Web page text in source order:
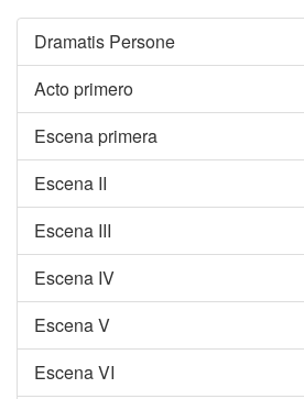
Dramatis Persone
Acto primero
Escena primera
Escena II
Escena III
Escena IV
Escena V
Escena VI